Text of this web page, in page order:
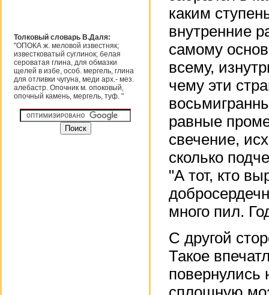
Толковый словарь В.Даля:
"ОПОКА ж. меловой известняк;
известковатый суглинок; белая
сероватая глина, для обмазки
щелей в избе, особ. мергель, глина
для отливки чугуна, меди арх.- мез.
алебастр. Опочник м. опоковый,
опочный камень, мергель, туф. "
каким
внутренние
самому
всему,
чему эти
равные
свечение,
сколько
"А тот, кто
много пил.
С другой
Такое
повернулись